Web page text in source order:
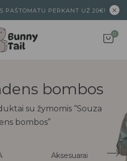
PAŠTOMATU PERKANT UŽ 20€!
0
bombos
su žymomis “Souza
bombos”
Aksesuarai